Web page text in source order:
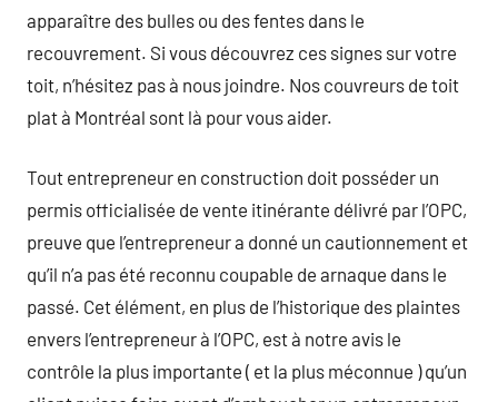
apparaître des bulles ou des fentes dans le
recouvrement. Si vous découvrez ces signes sur votre
toit, n’hésitez pas à nous joindre. Nos couvreurs de toit
plat à Montréal sont là pour vous aider.
Tout entrepreneur en construction doit posséder un
permis officialisée de vente itinérante délivré par l’OPC,
preuve que l’entrepreneur a donné un cautionnement et
qu’il n’a pas été reconnu coupable de arnaque dans le
passé. Cet élément, en plus de l’historique des plaintes
envers l’entrepreneur à l’OPC, est à notre avis le
contrôle la plus importante ( et la plus méconnue ) qu’un